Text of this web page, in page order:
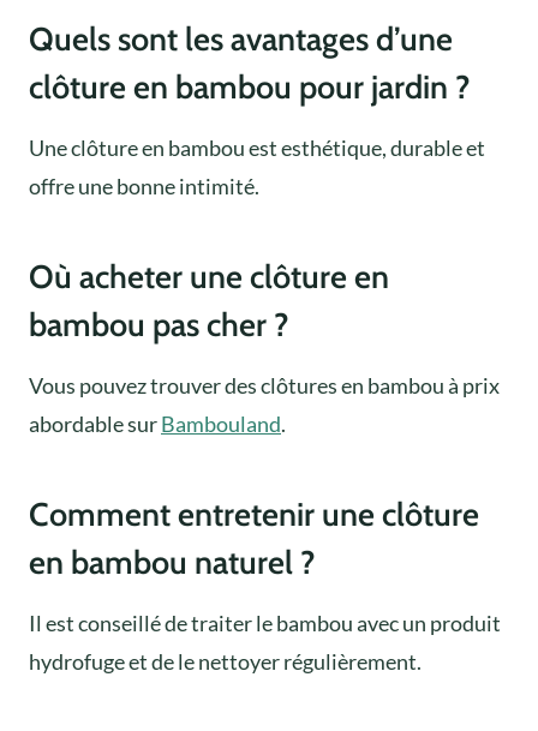
Quels sont les avantages d’une
clôture en bambou pour jardin ?
Une clôture en bambou est esthétique, durable et
offre une bonne intimité.
Où acheter une clôture en
bambou pas cher ?
Vous pouvez trouver des clôtures en bambou à prix
abordable surBambouland.
Comment entretenir une clôture
en bambou naturel ?
Il est conseillé de traiter le bambou avec un produit
hydrofuge et de le nettoyer régulièrement.